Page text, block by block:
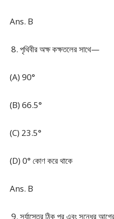
Ans. B
পৃথিবীর অক্ষ কক্ষতলের সাথে—
(A) 90°
(B) 66.5°
(C) 23.5°
(D) 0° কোণ করে থাকে
Ans. B
সূর্যাস্তের ঠিক পর এবং সন্ধের